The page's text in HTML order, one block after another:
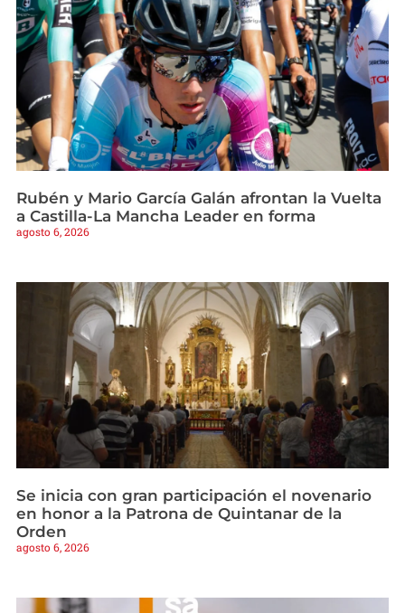
Rubén y Mario García Galán afrontan la Vuelta
a Castilla-La Mancha Leader en forma
agosto 6, 2026
Se inicia con gran participación el novenario
en honor a la Patrona de Quintanar de la
Orden
agosto 6, 2026